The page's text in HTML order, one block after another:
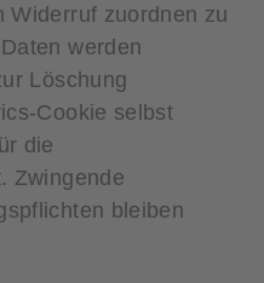
Widerruf zuordnen zu
werden
Löschung
Cookie selbst
die
Zwingende
bleiben